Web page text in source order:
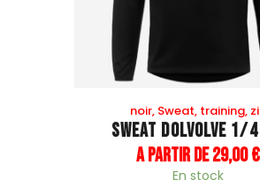
noir, Sweat, training,
Sweat Dolvolve 1/
A partir de29,00€
En stock